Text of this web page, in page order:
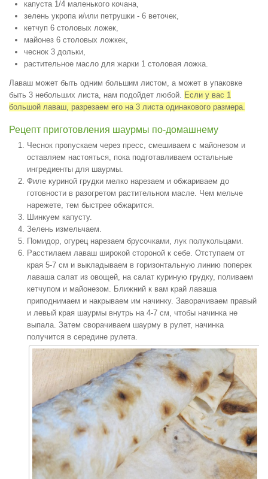
капуста 1/4 маленького кочана,
зелень укропа и/или петрушки - 6 веточек,
кетчуп 6 столовых ложек,
майонез 6 столовых ложкек,
чеснок 3 дольки,
растительное масло для жарки 1 столовая ложка.
Лаваш может быть одним большим листом, а может в упаковке
быть 3 небольших листа, нам подойдет любой. Если у вас 1
большой лаваш, разрезаем его на 3 листа одинакового размера.
Рецепт приготовления шаурмы по-домашнему
Чеснок пропускаем через пресс, смешиваем с майонезом и
оставляем настояться, пока подготавливаем остальные
ингредиенты для шаурмы.
Филе куриной грудки мелко нарезаем и обжариваем до
готовности в разогретом растительном масле. Чем мельче
нарежете, тем быстрее обжарится.
Шинкуем капусту.
Зелень измельчаем.
Помидор, огурец нарезаем брусочками, лук полукольцами.
Расстилаем лаваш широкой стороной к себе. Отступаем от
края 5-7 см и выкладываем в горизонтальную линию поперек
лаваша салат из овощей, на салат куриную грудку, поливаем
кетчупом и майонезом. Ближний к вам край лаваша
приподнимаем и накрываем им начинку. Заворачиваем правый
и левый края шаурмы внутрь на 4-7 см, чтобы начинка не
выпала. Затем сворачиваем шаурму в рулет, начинка
получится в середине рулета.